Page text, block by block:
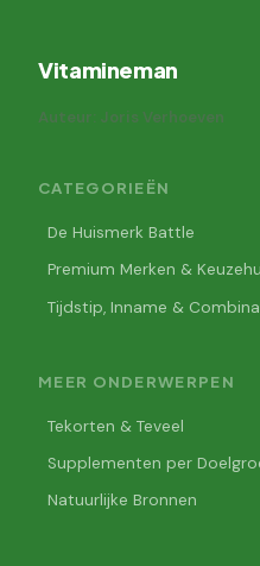
Vitamineman
Auteur: Joris Verhoeven
CATEGORIEËN
De Huismerk Battle
Premium Merken &
Tijdstip, Inname &
MEER ONDERWERPEN
Tekorten & Teveel
Supplementen per
Natuurlijke Bronnen